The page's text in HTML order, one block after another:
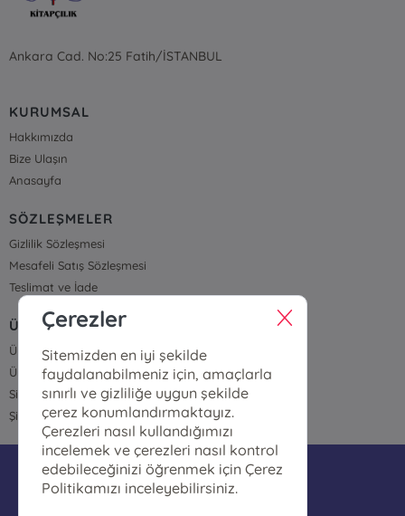
Ankara Cad. No:25 Fatih/İSTANBUL
KURUMSAL
Hakkımızda
Bize Ulaşın
Anasayfa
SÖZLEŞMELER
Gizlilik Sözleşmesi
Mesafeli Satış Sözleşmesi
Teslimat ve İade
ÜYELİK VE SİPARİŞ
Üye Girişi
Üye Ol
Sipariş Takip
Şifremi Unuttum
bilgi@polatkitapcilik.com
Çerezler
Sitemizden en iyi şekilde
faydalanabilmeniz için, amaçlarla
sınırlı ve gizliliğe uygun şekilde
çerez konumlandırmaktayız.
Çerezleri nasıl kullandığımızı
incelemek ve çerezleri nasıl kontrol
edebileceğinizi öğrenmek için Çerez
Politikamızı inceleyebilirsiniz.